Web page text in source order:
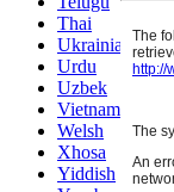
Thai
Ukrainian
Urdu
Uzbek
Vietnamese
Welsh
Xhosa
Yiddish